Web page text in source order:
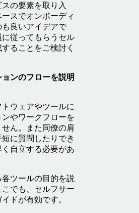
の要素を取り入
スでオンボーディ
良いアイデアで
従ってもらうセル
ることをご検討く
ンのフローを説明
ウェアやツールに
やワークフローを
ん。また同僚の肩
に質問したりでき
自立する必要があ
ツールの目的を説
でも、セルフサー
ドが有効です。